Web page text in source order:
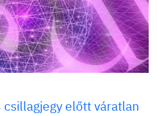
csillagjegy előtt váratlan